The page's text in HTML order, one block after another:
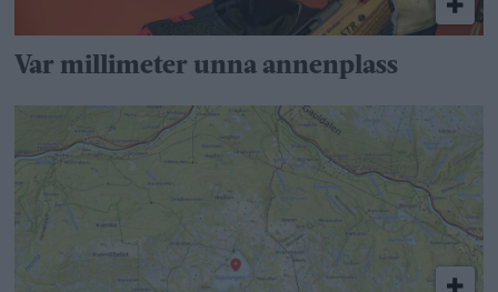
Var millimeter unna annenplass